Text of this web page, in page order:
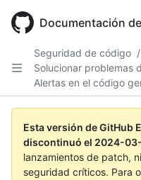
main
Documentación
Seguridad de código /
Solucionar problemas
Alertas en el código
Esta versión de GitHub
discontinuó el 2024-
lanzamientos de patch,
seguridad críticos. Para